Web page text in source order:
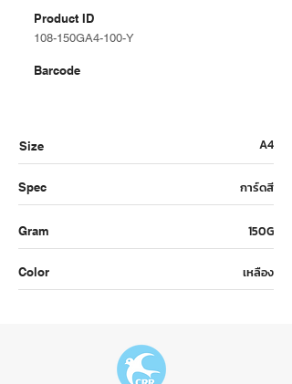
Product ID
108-150GA4-100-Y
Barcode
Size A4
Spec การ์ดสี
Gram 150G
Color เหลือง